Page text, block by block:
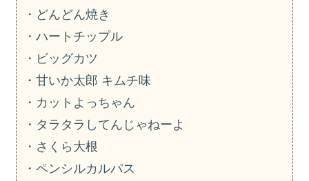
・どんどん焼き
・ハートチップル
・ビッグカツ
・甘いか太郎 キムチ味
・カットよっちゃん
・タラタラしてんじゃねーよ
・さくら大根
・ペンシルカルパス